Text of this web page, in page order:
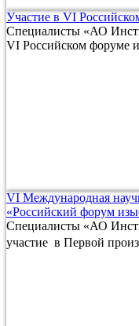
Участие в VI
Специалисты «АО
VI Российском форуме
VI Международная
«Российский форум
Специалисты «АО
участие в Первой